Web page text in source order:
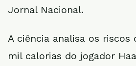
Jornal Nacional.
A ciência analisa os riscos
mil calorias do jogador